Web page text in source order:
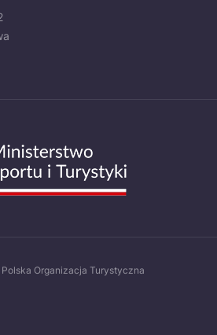
Organizacja Turystyczna